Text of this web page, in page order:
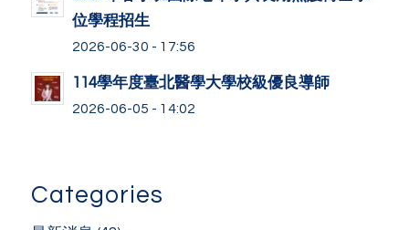
位學程招生
2026-06-30 - 17:56
114學年度臺北醫學大學校級優良導師
2026-06-05 - 14:02
Categories